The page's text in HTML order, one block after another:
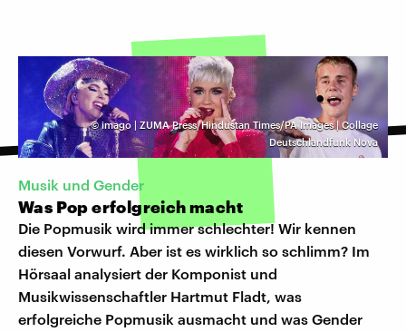
©imago | ZUMA Press/Hindustan Times/PA Images | Collage
Deutschlandfunk Nova
Musik und Gender
Was Pop erfolgreich macht
Die Popmusik wird immer schlechter! Wir kennen
diesen Vorwurf. Aber ist es wirklich so schlimm? Im
Hörsaal analysiert der Komponist und
Musikwissenschaftler Hartmut Fladt, was
erfolgreiche Popmusik ausmacht und was Gender